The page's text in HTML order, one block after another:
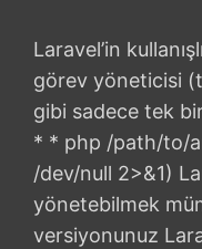
Laravel’in
görev yöneticisi
gibi sadece tek
* * php /path/to/
/dev/null 2>&1)
yönetebilmek
versiyonunuz